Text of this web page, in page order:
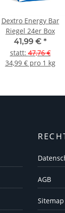
Dextro Energy Bar
Riegel 24er Box
41,99 € *
statt:47,76 €
34,99 € pro 1 kg
AGB
Sitemap